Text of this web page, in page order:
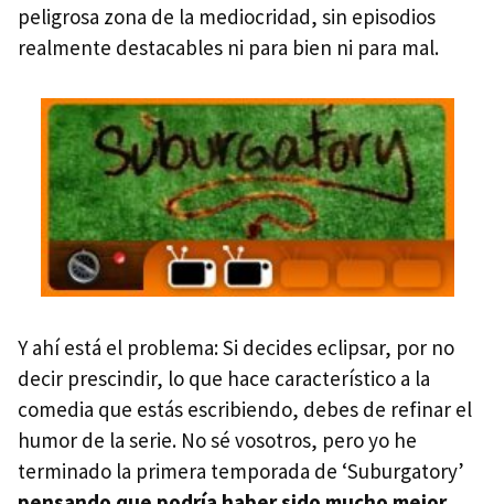
peligrosa zona de la mediocridad, sin episodios
realmente destacables ni para bien ni para mal.
Y ahí está el problema: Si decides eclipsar, por no
decir prescindir, lo que hace característico a la
comedia que estás escribiendo, debes de refinar el
humor de la serie. No sé vosotros, pero yo he
terminado la primera temporada de ‘Suburgatory’